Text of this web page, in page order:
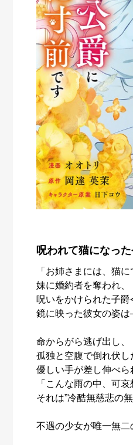
呪われて猫になっ
「お姉さまには、猫
妹に婚約者を奪われ、
呪いをかけられた子爵
鏡に映った彼女の姿
命からがら逃げ出し、
孤独と空腹で倒れ伏し
優しい手が差し伸べら
「こんな雨の中、可
それは”冷酷無慈悲の
不遇の少女が唯一無二